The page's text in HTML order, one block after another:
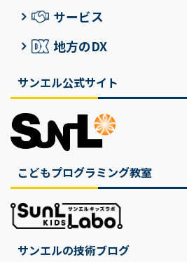
サービス
地方のDX
サンエル公式サイト
こどもプログラミング教室
サンエルの技術ブログ